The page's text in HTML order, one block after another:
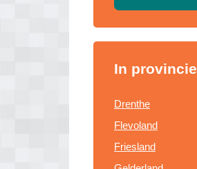
In provincie
Drenthe
Flevoland
Friesland